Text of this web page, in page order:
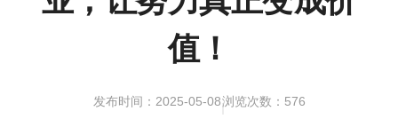
值！
发布时间：2025-05-08|浏览次数：576